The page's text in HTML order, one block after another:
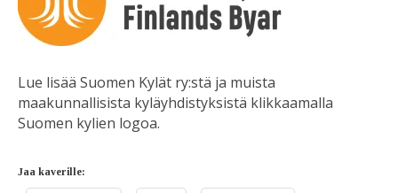
Lue lisää Suomen Kylät ry:stä ja muista
maakunnallisista kyläyhdistyksistä klikkaamalla
Suomen kylien logoa.
Jaa kaverille: